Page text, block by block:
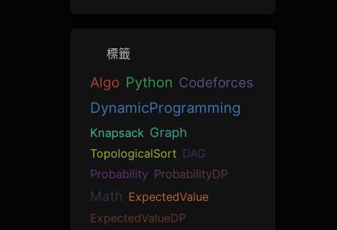
標籤
Algo Python Codeforces
DynamicProgramming
Knapsack Graph
TopologicalSort DAG
Probability ProbabilityDP
Math ExpectedValue
ExpectedValueDP